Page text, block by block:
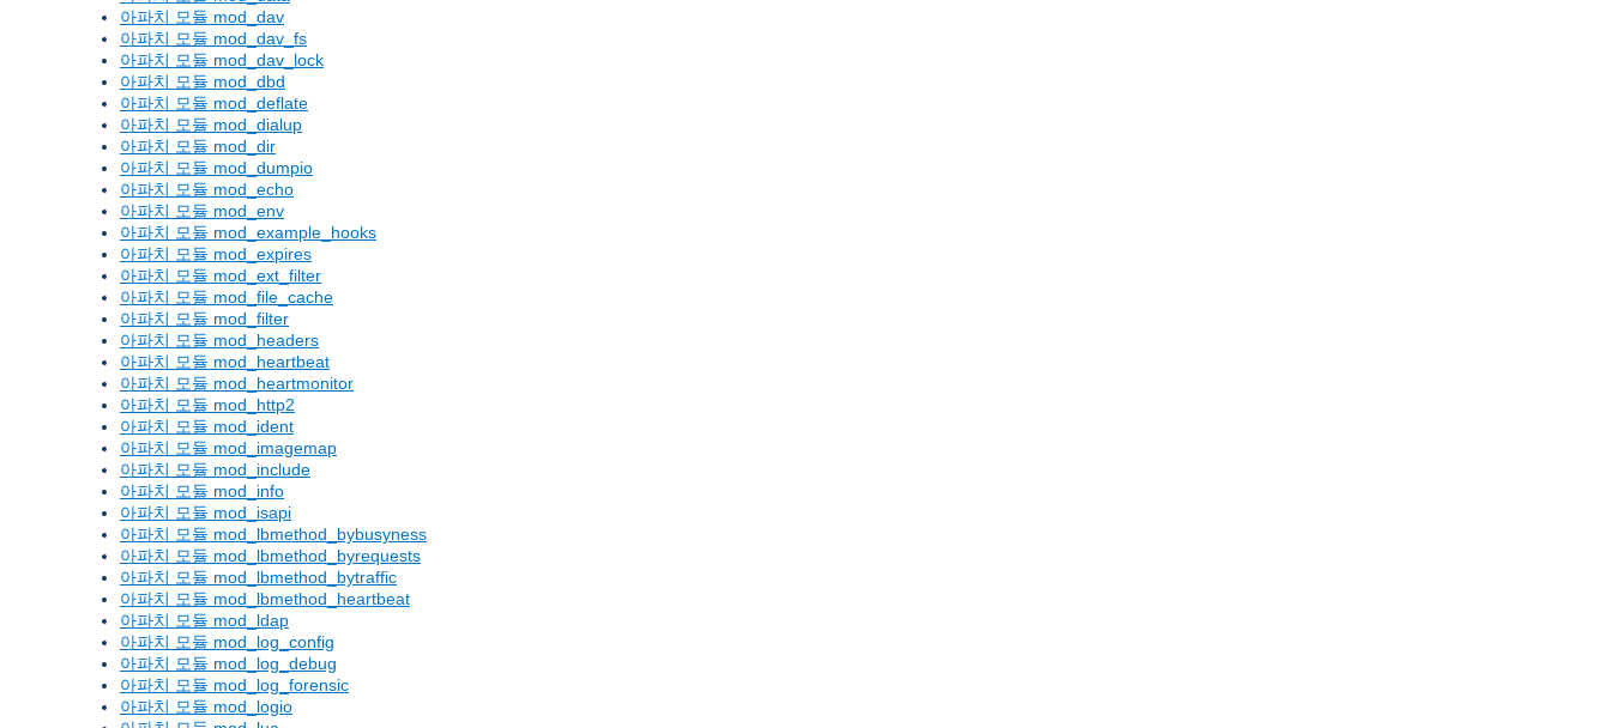
아파치 모듈 mod_dav
아파치 모듈 mod_dav_fs
아파치 모듈 mod_dav_lock
아파치 모듈 mod_dbd
아파치 모듈 mod_deflate
아파치 모듈 mod_dialup
아파치 모듈 mod_dir
아파치 모듈 mod_dumpio
아파치 모듈 mod_echo
아파치 모듈 mod_env
아파치 모듈 mod_example_hooks
아파치 모듈 mod_expires
아파치 모듈 mod_ext_filter
아파치 모듈 mod_file_cache
아파치 모듈 mod_filter
아파치 모듈 mod_headers
아파치 모듈 mod_heartbeat
아파치 모듈 mod_heartmonitor
아파치 모듈 mod_http2
아파치 모듈 mod_ident
아파치 모듈 mod_imagemap
아파치 모듈 mod_include
아파치 모듈 mod_info
아파치 모듈 mod_isapi
아파치 모듈 mod_lbmethod_bybusyness
아파치 모듈 mod_lbmethod_byrequests
아파치 모듈 mod_lbmethod_bytraffic
아파치 모듈 mod_lbmethod_heartbeat
아파치 모듈 mod_ldap
아파치 모듈 mod_log_config
아파치 모듈 mod_log_debug
아파치 모듈 mod_log_forensic
아파치 모듈 mod_logio